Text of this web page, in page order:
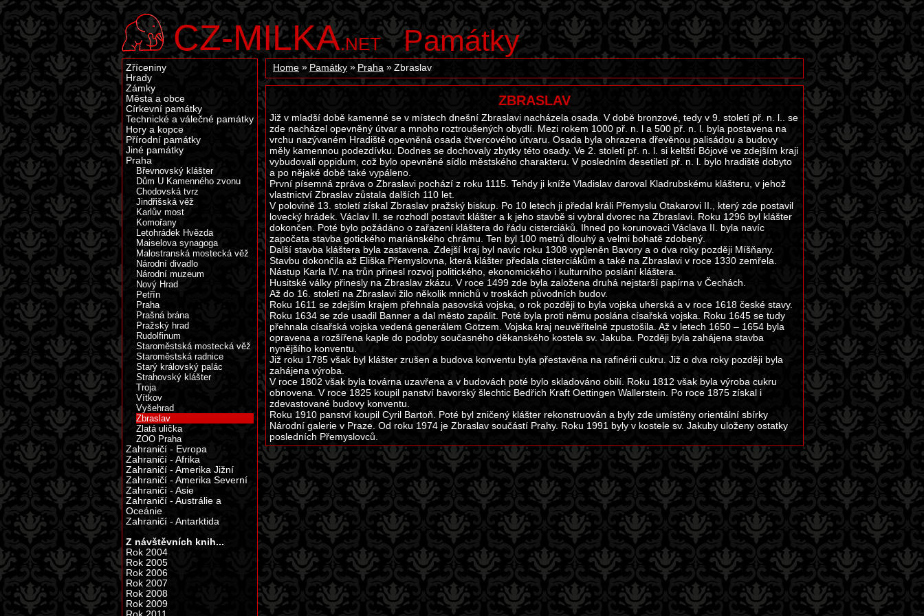
CZ-MILKA.NET Památky
Home Památky Praha Zbraslav
ZBRASLAV
Již v mladší době kamenné se v místech dnešní Zbraslavi nacházela osada. V době bronzové, tedy v 9. století př. n. l.. se
zde nacházel opevněný útvar a mnoho roztroušených obydlí. Mezi rokem 1000 př. n. l a 500 př. n. l. byla postavena na
vrchu nazývaném Hradiště opevněná osada čtvercového útvaru. Osada byla ohrazena dřevěnou palisádou a budovy
měly kamennou podezdívku. Dodnes se dochovaly zbytky této osady. Ve 2. století př. n. l. si keltští Bójové ve zdejším kraji
vybudovali oppidum, což bylo opevněné sídlo městského charakteru. V posledním desetiletí př. n. l. bylo hradiště dobyto
a po nějaké době také vypáleno.
První písemná zpráva o Zbraslavi pochází z roku 1115. Tehdy ji kníže Vladislav daroval Kladrubskému klášteru, v jehož
vlastnictví Zbraslav zůstala dalších 110 let.
V polovině 13. století získal Zbraslav pražský biskup. Po 10 letech ji předal králi Přemyslu Otakarovi II., který zde postavil
lovecký hrádek. Václav II. se rozhodl postavit klášter a k jeho stavbě si vybral dvorec na Zbraslavi. Roku 1296 byl klášter
dokončen. Poté bylo požádáno o zařazení kláštera do řádu cisterciáků. Ihned po korunovaci Václava II. byla navíc
započata stavba gotického mariánského chrámu. Ten byl 100 metrů dlouhý a velmi bohatě zdobený.
Další stavba kláštera byla zastavena. Zdejší kraj byl navíc roku 1308 vypleněn Bavory a o dva roky později Míšňany.
Stavbu dokončila až Eliška Přemyslovna, která klášter předala cisterciákům a také na Zbraslavi v roce 1330 zemřela.
Nástup Karla IV. na trůn přinesl rozvoj politického, ekonomického i kulturního poslání kláštera.
Husitské války přinesly na Zbraslav zkázu. V roce 1499 zde byla založena druhá nejstarší papírna v Čechách.
Až do 16. století na Zbraslavi žilo několik mnichů v troskách původních budov.
Roku 1611 se zdejším krajem přehnala pasovská vojska, o rok později to byla vojska uherská a v roce 1618 české stavy.
Roku 1634 se zde usadil Banner a dal město zapálit. Poté byla proti němu poslána císařská vojska. Roku 1645 se tudy
přehnala císařská vojska vedená generálem Götzem. Vojska kraj neuvěřitelně zpustošila. Až v letech 1650 – 1654 byla
opravena a rozšířena kaple do podoby současného děkanského kostela sv. Jakuba. Později byla zahájena stavba
nynějšího konventu.
Již roku 1785 však byl klášter zrušen a budova konventu byla přestavěna na rafinérii cukru. Již o dva roky později byla
zahájena výroba.
V roce 1802 však byla továrna uzavřena a v budovách poté bylo skladováno obilí. Roku 1812 však byla výroba cukru
obnovena. V roce 1825 koupil panství bavorský šlechtic Bedřich Kraft Oettingen Wallerstein. Po roce 1875 získal i
zdevastované budovy konventu.
Roku 1910 panství koupil Cyril Bartoň. Poté byl zničený klášter rekonstruován a byly zde umístěny orientální sbírky
Národní galerie v Praze. Od roku 1974 je Zbraslav součástí Prahy. Roku 1991 byly v kostele sv. Jakuby uloženy ostatky
posledních Přemyslovců.
Zříceniny
Hrady
Zámky
Města a obce
Církevní památky
Technické a válečné památky
Hory a kopce
Přírodní památky
Jiné památky
Praha
Břevnovský klášter
Dům U Kamenného zvonu
Chodovská tvrz
Jindřišská věž
Karlův most
Komořany
Letohrádek Hvězda
Maiselova synagoga
Malostranská mostecká věž
Národní divadlo
Národní muzeum
Nový Hrad
Petřín
Praha
Prašná brána
Pražský hrad
Rudolfinum
Staroměstská mostecká věž
Staroměstská radnice
Starý královský palác
Strahovský klášter
Troja
Vítkov
Vyšehrad
Zbraslav
Zlatá ulička
ZOO Praha
Zahraničí - Evropa
Zahraničí - Afrika
Zahraničí - Amerika Jižní
Zahraničí - Amerika Severní
Zahraničí - Asie
Zahraničí - Austrálie a
Oceánie
Zahraničí - Antarktida
Z návštěvních knih...
Rok 2004
Rok 2005
Rok 2006
Rok 2007
Rok 2008
Rok 2009